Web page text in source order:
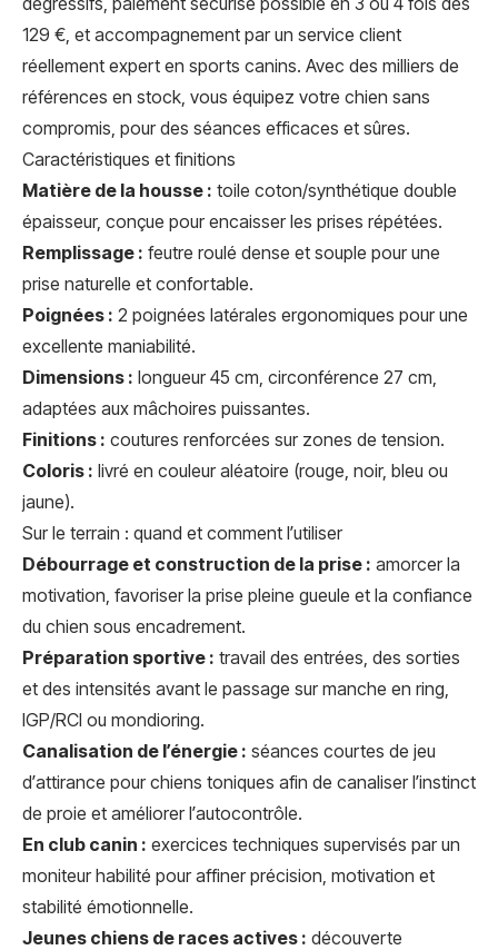
129 €, et accompagnement par un service client
réellement expert en sports canins. Avec des milliers de
références en stock, vous équipez votre chien sans
compromis, pour des séances efficaces et sûres.
Caractéristiques et finitions
Matière de la housse : toile coton/synthétique double
épaisseur, conçue pour encaisser les prises répétées.
Remplissage : feutre roulé dense et souple pour une
prise naturelle et confortable.
Poignées : 2 poignées latérales ergonomiques pour une
excellente maniabilité.
Dimensions : longueur 45 cm, circonférence 27 cm,
adaptées aux mâchoires puissantes.
Finitions : coutures renforcées sur zones de tension.
Coloris : livré en couleur aléatoire (rouge, noir, bleu ou
jaune).
Sur le terrain : quand et comment l’utiliser
Débourrage et construction de la prise : amorcer la
motivation, favoriser la prise pleine gueule et la confiance
du chien sous encadrement.
Préparation sportive : travail des entrées, des sorties
et des intensités avant le passage sur manche en ring,
IGP/RCI ou mondioring.
Canalisation de l’énergie : séances courtes de jeu
d’attirance pour chiens toniques afin de canaliser l’instinct
de proie et améliorer l’autocontrôle.
En club canin : exercices techniques supervisés par un
moniteur habilité pour affiner précision, motivation et
stabilité émotionnelle.
Jeunes chiens de races actives : découverte